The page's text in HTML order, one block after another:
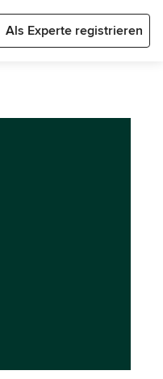
Als Experte registrieren